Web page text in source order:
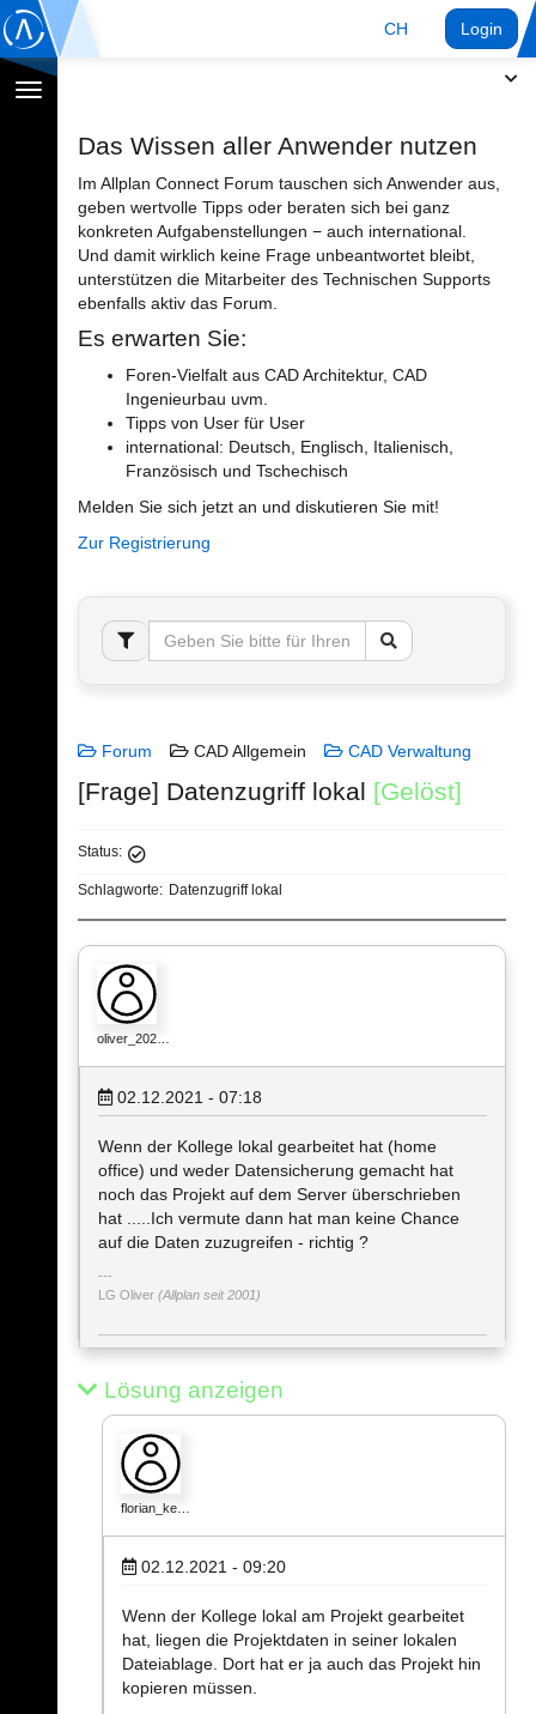
CH Login
Navigation
Das Wissen aller Anwender nutzen
Im Allplan Connect Forum tauschen sich Anwender aus,
geben wertvolle Tipps oder beraten sich bei ganz
konkreten Aufgabenstellungen − auch international.
Und damit wirklich keine Frage unbeantwortet bleibt,
unterstützen die Mitarbeiter des Technischen Supports
ebenfalls aktiv das Forum.
Es erwarten Sie:
Foren-Vielfalt aus CAD Architektur, CAD
Ingenieurbau uvm.
Tipps von User für User
international: Deutsch, Englisch, Italienisch,
Französisch und Tschechisch
Melden Sie sich jetzt an und diskutieren Sie mit!
Zur Registrierung
Forum CAD Allgemein CAD Verwaltung
[Frage] Datenzugriff lokal [Gelöst]
Status:
Schlagworte: Datenzugriff lokal
oliver_202…
02.12.2021 - 07:18
Wenn der Kollege lokal gearbeitet hat (home
office) und weder Datensicherung gemacht hat
noch das Projekt auf dem Server überschrieben
hat .....Ich vermute dann hat man keine Chance
auf die Daten zuzugreifen - richtig ?
LG Oliver (Allplan seit 2001)
Lösung anzeigen
florian_ke…
02.12.2021 - 09:20
Wenn der Kollege lokal am Projekt gearbeitet
hat, liegen die Projektdaten in seiner lokalen
Dateiablage. Dort hat er ja auch das Projekt hin
kopieren müssen.